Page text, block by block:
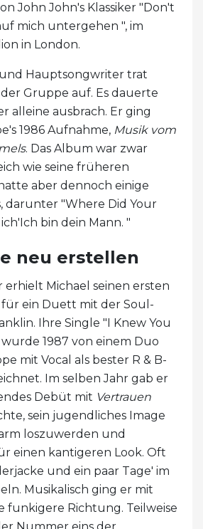
John John's Klassiker "Don't
mich untergehen ", im
in London.
Hauptsongwriter trat
Gruppe auf. Es dauerte
alleine ausbrach. Er ging
1986 Aufnahme, Musik vom
. Das Album war zwar
wie seine früheren
aber dennoch einige
darunter "Where Did Your
bin dein Mann. "
neu erstellen
erhielt Michael seinen ersten
ein Duett mit der Soul-
Ihre Single "I Knew You
1987 von einem Duo
mit Vocal als bester R & B-
Im selben Jahr gab er
Debüt mit Vertrauen
sein jugendliches Image
loszuwerden und
einen kantigeren Look. Oft
und ein paar Tage' im
Musikalisch ging er mit
funkigere Richtung. Teilweise